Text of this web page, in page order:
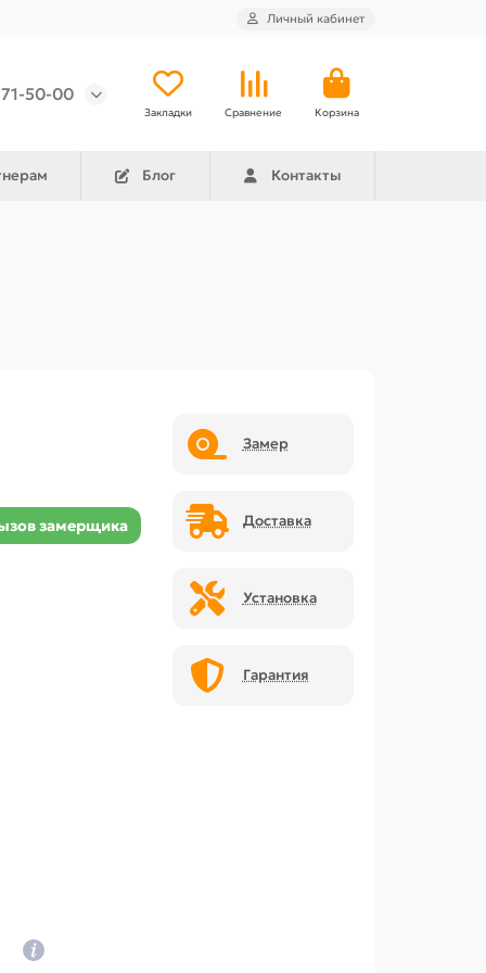
Личный кабинет
50-00
Закладки Сравнение Корзина
Блог Контакты
замерщика
Замер
Доставка
Установка
Гарантия